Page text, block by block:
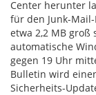
Center herunter
für den Junk-
etwa 2,2 MB
automatische
gegen 19 Uhr
Bulletin wird
Sicherheits-